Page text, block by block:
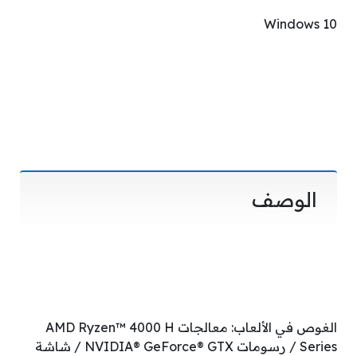
Windows 10
الوصف
الغوص في الألعاب: معالجات AMD Ryzen™ 4000 H
Series / رسومات NVIDIA® GeForce® GTX / شاشة